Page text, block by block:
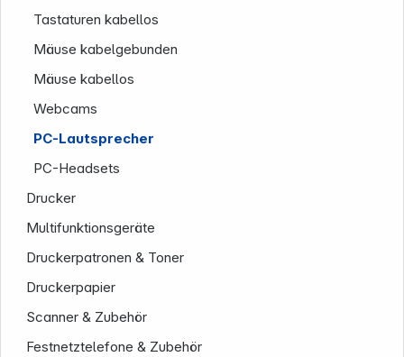
Tastaturen kabellos
Mäuse kabelgebunden
Mäuse kabellos
Webcams
PC-Lautsprecher
PC-Headsets
Drucker
Multifunktionsgeräte
Druckerpatronen & Toner
Druckerpapier
Scanner & Zubehör
Festnetztelefone & Zubehör
Unternehmen